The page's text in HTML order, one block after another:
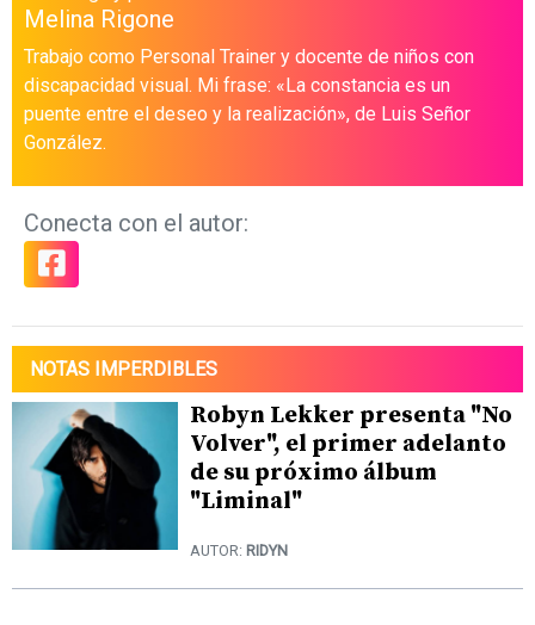
Melina Rigone
Trabajo como Personal Trainer y docente de niños con
discapacidad visual. Mi frase: «La constancia es un
puente entre el deseo y la realización», de Luis Señor
González.
Conecta con el autor:
NOTAS IMPERDIBLES
Robyn Lekker presenta "No
Volver", el primer adelanto
de su próximo álbum
"Liminal"
AUTOR: RIDYN